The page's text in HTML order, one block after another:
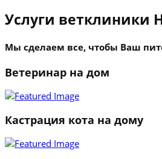
Услуги ветклиники
Мы сделаем все, чтобы Ваш
Ветеринар на дом
Кастрация кота на дому